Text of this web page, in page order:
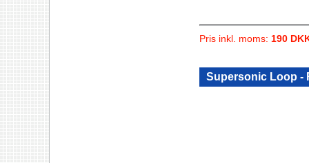
Pris inkl. moms: 190
Supersonic Loop -